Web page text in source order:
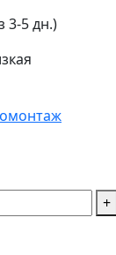
3-5 дн.)
+